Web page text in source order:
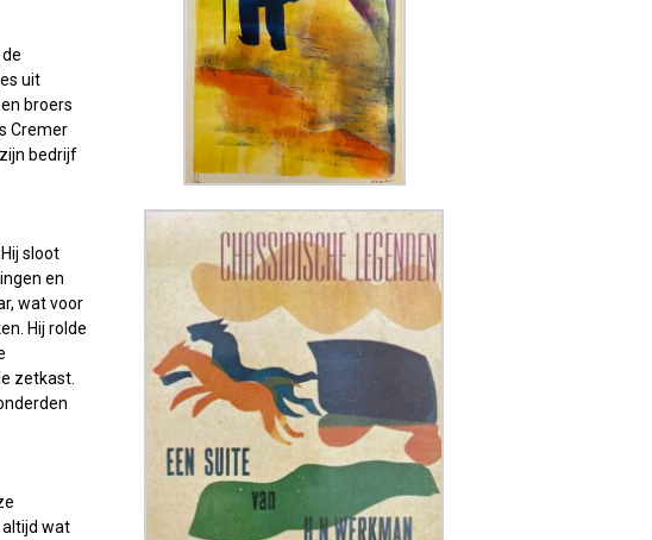
uit
broers
Cremer
bedrijf
sloot
en
wat voor
Hij rolde
zetkast.
altijd wat